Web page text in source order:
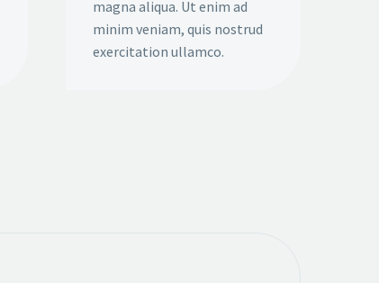
magna aliqua. Ut enim ad
minim veniam, quis nostrud
exercitation ullamco.